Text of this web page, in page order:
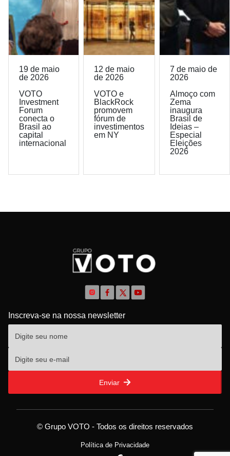
19 de maio
de 2026
VOTO
Investment
Forum
conecta o
Brasil ao
capital
internacional
12 de maio
de 2026
VOTO e
BlackRock
promovem
fórum de
investimentos
em NY
7 de maio de
2026
Almoço com
Zema
inaugura
Brasil de
Ideias –
Especial
Eleições
2026
Inscreva-se na nossa newsletter
Enviar
© Grupo VOTO - Todos os direitos reservados
Política de Privacidade